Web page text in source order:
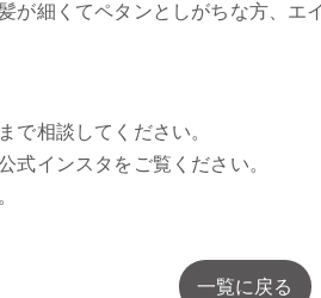
が細くてペタンとしがちな方、エ
で相談してください。
式インスタをご覧ください。
一覧に戻る